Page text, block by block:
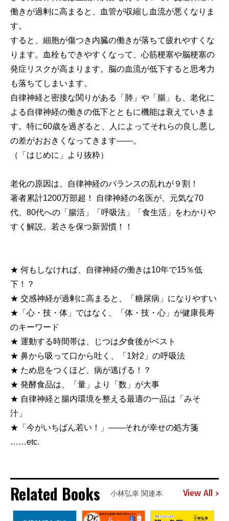
働きが過剰に高まると、血管が収縮し血流が悪くなりま
す。
すると、細胞が傷つき内臓の働きが落ちて疲れやすくな
ります。血栓もできやすくなって、心筋梗塞や脳梗塞の
発症リスクが高まります。脳の血流が低下すると思考力
も落ちてしまいます。
自律神経と密接な関りがある「肺」や「腸」も、老化に
よる自律神経の働きの低下とともに機能は衰えていきま
す。特に60歳を過ぎると、人によってそれらの良し悪し
の差がおおきくなってきます――。
（「はじめに」より抜粋）
老化の原因は、自律神経のバランスの乱れが９割！
著者累計1200万部超！ 自律神経の名医が、元気な70
代、80代への「腸活」「呼吸法」「食生活」をわかりや
すく解説。若さを保つ新習慣！！
★ 何もしなければ、自律神経の働きは10年で15％低
下！？
★ 交感神経が過剰に高まると、「糖尿病」になりやすい
★「心・技・体」ではなく、「体・技・心」が健康長寿
のキーワード
★ 運動する時間帯は、じつは夕食後がベスト
★ 鼻から吸って口から吐く、「1対2」の呼吸法
★ ため息をつくほど、病が逃げる！？
★ 発酵食品は、「量」より「数」が大事
★ 自律神経と腸内環境を整える最適の一品は「みそ
汁」
★「今がいちばん若い！」――それが幸せの処方箋
……etc.
Related Books 小林弘幸 関連本 View All